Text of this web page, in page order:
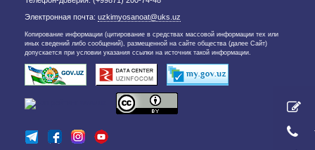
Электронная почта: uzkimyosanoat@uks.uz
Копирование информации (цитирование в средствах массовой информации тех или
иных сведений либо сообщений), размещенной на сайте общества (далее Сайт)
допускается при условии указания ссылки на источник такой информации.